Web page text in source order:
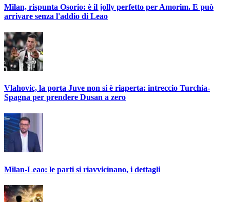
Milan, rispunta Osorio: è il jolly perfetto per Amorim. E può
arrivare senza l'addio di Leao
Vlahovic, la porta Juve non si è riaperta: intreccio Turchia-
Spagna per prendere Dusan a zero
Milan-Leao: le parti si riavvicinano, i dettagli